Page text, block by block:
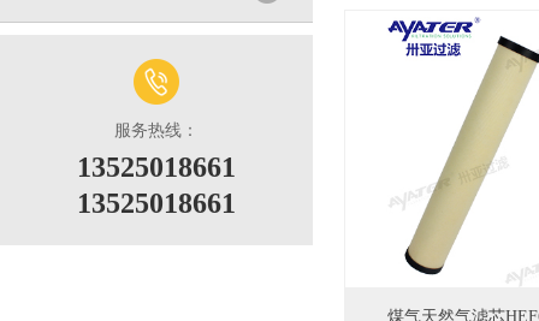
服务热线：
13525018661
13525018661
煤气天然气滤芯